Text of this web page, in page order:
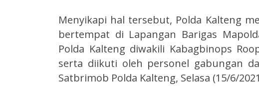
Menyikapi hal tersebut, Polda Kalteng
bertempat di Lapangan Barigas
Polda Kalteng diwakili Kabagbinops
serta diikuti oleh personel gabungan
Satbrimob Polda Kalteng, Selasa (15/6/